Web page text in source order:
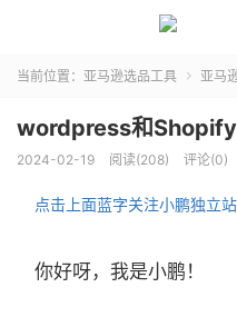
当前位置： 亚马逊选品工具  亚马
wordpress和Shopify​
2024-02-19 阅读(208) 评论(0)
点击上面蓝字关注小鹏独立站
​你好呀，我是小鹏！